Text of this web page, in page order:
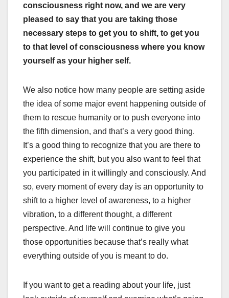
consciousness right now, and we are very
pleased to say that you are taking those
necessary steps to get you to shift, to get you
to that level of consciousness where you know
yourself as your higher self.
We also notice how many people are setting aside
the idea of some major event happening outside of
them to rescue humanity or to push everyone into
the fifth dimension, and that’s a very good thing.
It’s a good thing to recognize that you are there to
experience the shift, but you also want to feel that
you participated in it willingly and consciously. And
so, every moment of every day is an opportunity to
shift to a higher level of awareness, to a higher
vibration, to a different thought, a different
perspective. And life will continue to give you
those opportunities because that’s really what
everything outside of you is meant to do.
If you want to get a reading about your life, just